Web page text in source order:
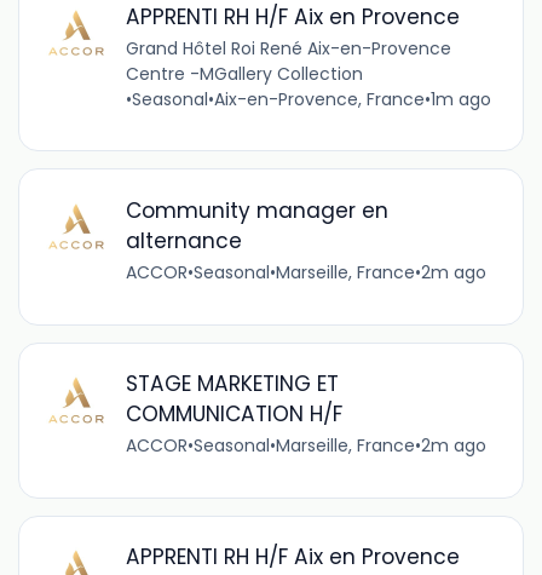
APPRENTI RH H/F Aix en Provence
Grand Hôtel Roi René Aix-en-Provence
Centre -MGallery Collection
•Seasonal•Aix-en-Provence, France•1m ago
Community manager en
alternance
ACCOR•Seasonal•Marseille, France•2m ago
STAGE MARKETING ET
COMMUNICATION H/F
ACCOR•Seasonal•Marseille, France•2m ago
APPRENTI RH H/F Aix en Provence